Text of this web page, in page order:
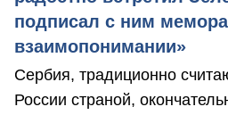
подписал с ним
взаимопонимании»
Сербия, традиционно
России страной,